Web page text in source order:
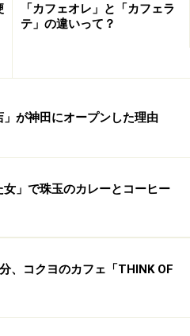
「カフェオレ」と「カフェラ
テ」の違いって？
」が神田にオープンした理由
女」で珠玉のカレーとコーヒー
、コクヨのカフェ「THINK OF